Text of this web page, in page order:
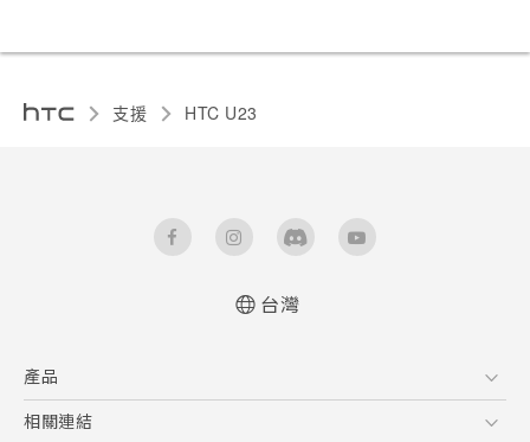
支援 HTC U23‎
台灣
產品
5G
相關連結